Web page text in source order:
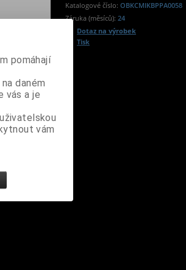
Katalogové číslo: OBKCMIKBPPA0058
Záruka (měsíců): 24
Dotaz na výrobek
Tisk
kruhy
pomáhají
daném
vás a je
vám